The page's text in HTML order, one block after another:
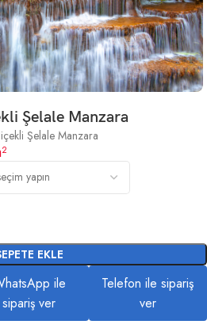
Şelale Manzara
Şelale Manzara
EKLE
ile
sipariş ver
Telefon ile sipariş
ver